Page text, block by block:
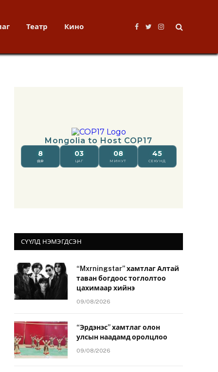
Театр Кино
Facebook
TwitterInstagram
СҮҮЛД НЭМЭГДСЭН
“Mxrningstar” хамтлаг Алтай
таван богдоос тоглолтоо
цахимаар хийнэ
09/08/2026
“Эрдэнэс” хамтлаг олон
улсын наадамд оролцлоо
09/08/2026